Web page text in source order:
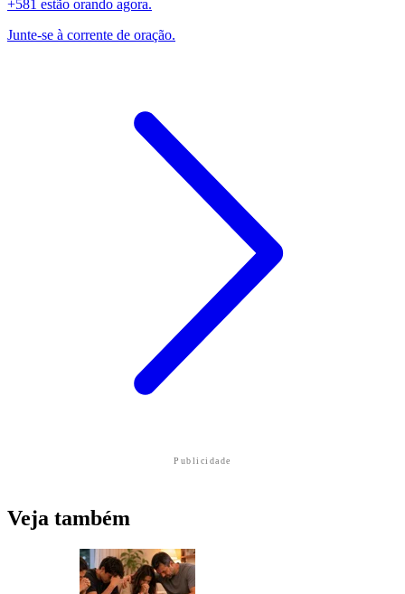
+581 estão orando agora.
Junte-se à corrente de oração.
Publicidade
Veja também